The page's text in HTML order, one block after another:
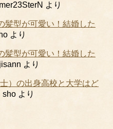
より
髪型が可愛い！結婚した
より
髪型が可愛い！結婚した
より
）の出身高校と大学はど
sho より